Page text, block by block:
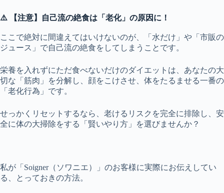
⚠️ 【注意】自己流の絶食は「老化」の原因に！
ここで絶対に間違えてはいけないのが、「水だけ」や「市販の
ジュース」で自己流の絶食をしてしまうことです。
栄養を入れずにただ食べないだけのダイエットは、あなたの大
切な「筋肉」を分解し、顔をこけさせ、体をたるませる一番の
「老化行為」です。
せっかくリセットするなら、老けるリスクを完全に排除し、安
全に体の大掃除をする「賢いやり方」を選びませんか？
私が「Soigner（ソワニエ）」のお客様に実際にお伝えしてい
る、とっておきの方法。